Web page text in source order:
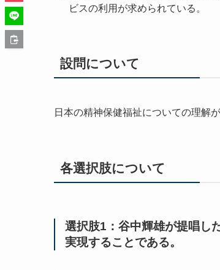
ビスの利用が求められている。
設問について
日本の精神保健福祉についての理解
各選択肢について
選択肢1：谷中輝雄が提唱し
実現することである。